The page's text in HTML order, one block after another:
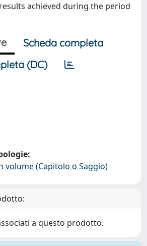
achieved during the period
Scheda completa
(DC)
volume (Capitolo o Saggio)
a questo prodotto.